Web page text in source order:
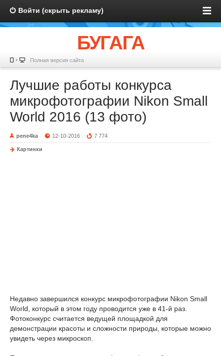
Войти (скрыть рекламу)
БУГАГА
Полная версия сайта
Лучшие работы конкурса
микрофотографии Nikon Small
World 2016 (13 фото)
pene4ka 12-10-2016 7 774
Картинки
Недавно завершился конкурс микрофотографии Nikon Small
World, который в этом году проводится уже в 41-й раз.
Фотоконкурс считается ведущей площадкой для
демонстрации красоты и сложности природы, которые можно
увидеть через микроскоп.